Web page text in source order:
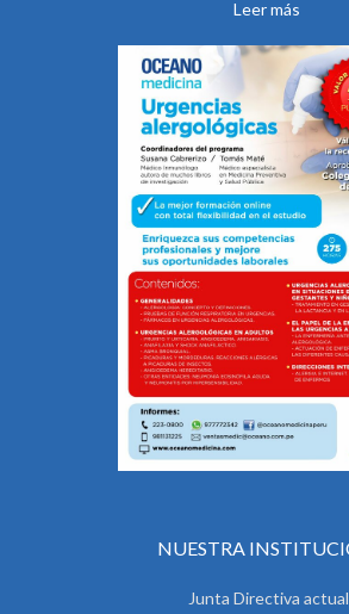
Leer más
NUESTRA
Junta Directiva actual